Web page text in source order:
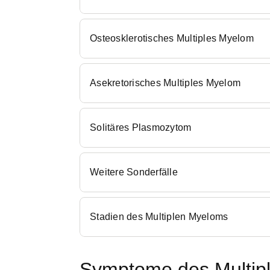
Osteosklerotisches Multiples Myelom
Asekretorisches Multiples Myelom
Solitäres Plasmozytom
Weitere Sonderfälle
Stadien des Multiplen Myeloms